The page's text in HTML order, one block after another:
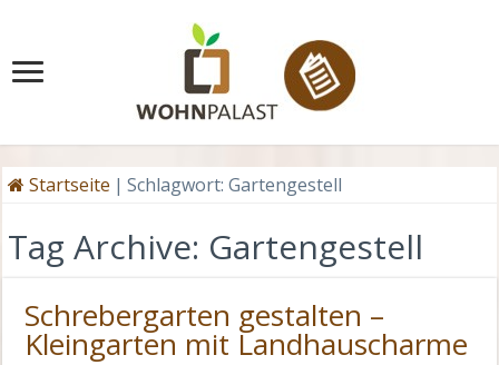
Startseite | Schlagwort:Gartengestell
Tag Archive: Gartengestell
Schrebergarten gestalten –
Kleingarten mit Landhauscharme